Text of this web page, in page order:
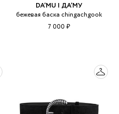
DA’MU | ДА’МУ
бежевая баска chingachgook
7 000 ₽